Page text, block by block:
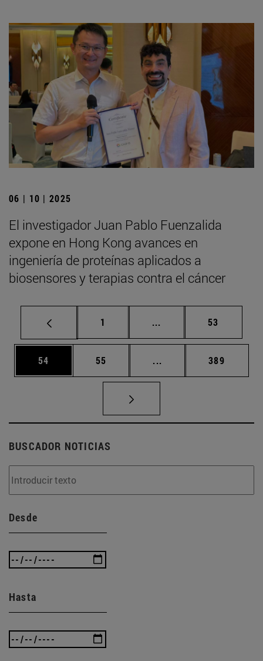
06 | 10 | 2025
El investigador Juan Pablo Fuenzalida
expone en Hong Kong avances en
ingeniería de proteínas aplicados a
biosensores y terapias contra el cáncer
Página
1 ... Páginas intermedias
Página
53
Página
54 Página
55 ... Páginas intermedias
Página
389
BUSCADOR NOTICIAS
Desde
Hasta